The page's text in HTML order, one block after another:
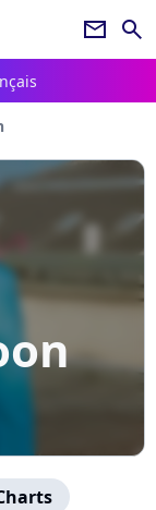
newsletter search